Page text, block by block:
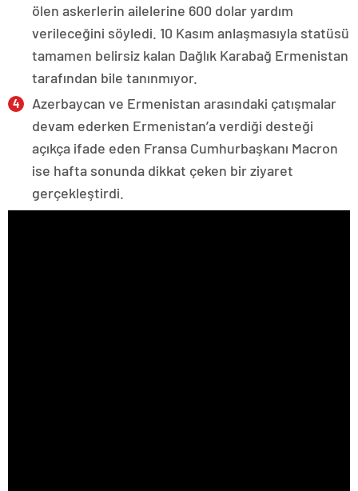
ölen askerlerin ailelerine 600 dolar yardım
verileceğini söyledi. 10 Kasım anlaşmasıyla statüsü
tamamen belirsiz kalan Dağlık Karabağ Ermenistan
tarafından bile tanınmıyor.
Azerbaycan ve Ermenistan arasındaki çatışmalar
devam ederken Ermenistan’a verdiği desteği
açıkça ifade eden Fransa Cumhurbaşkanı Macron
ise hafta sonunda dikkat çeken bir ziyaret
gerçekleştirdi.